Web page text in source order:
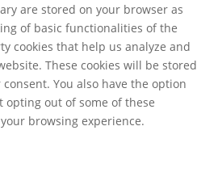
are stored on your browser as
of basic functionalities of the
cookies that help us analyze and
These cookies will be stored
You also have the option
opting out of some of these
browsing experience.